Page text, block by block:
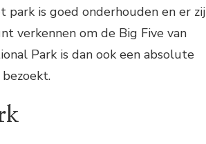
is goed onderhouden en er
verkennen om de Big Five van
Park is dan ook een absolute